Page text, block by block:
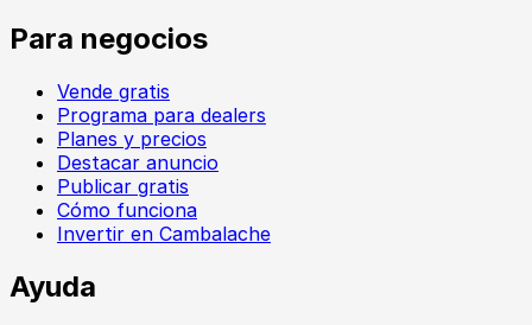
Para negocios
Vende gratis
Programa para dealers
Planes y precios
Destacar anuncio
Publicar gratis
Cómo funciona
Invertir en Cambalache
Ayuda